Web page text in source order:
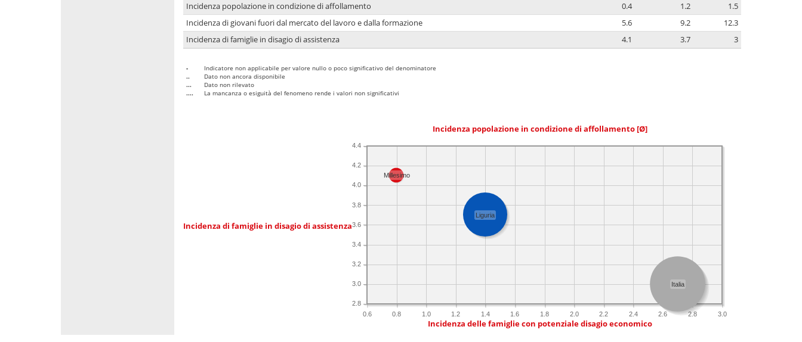
Incidenza popolazione in condizione di affollamento
0.4 1.2
1.5
Incidenza di giovani fuori dal mercato del lavoro e dalla formazione
5.6 9.2
12.3
Incidenza di famiglie in disagio di assistenza
4.1 3.7 3
-
Indicatore non applicabile per valore nullo o poco significativo del denominatore
..
Dato non ancora disponibile
...
Dato non rilevato
....
La mancanza o esiguità del fenomeno rende i valori non significativi
Incidenza popolazione in condizione di affollamento [Ø]
Incidenza di famiglie in disagio di assistenza
0.6 0.8 1.0 1.2 1.4 1.6 1.8 2.0 2.2 2.4 2.6 2.8 3.0
2.8
3.0
3.2
3.4
3.6
3.8
4.0
4.2
4.4
Italia
Liguria
Millesimo
Incidenza delle famiglie con potenziale disagio economico